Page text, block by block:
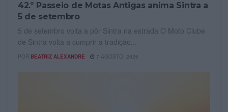
42.º Passeio de Motas Antigas anima Sintra a
5 de setembro
5 de setembro volta a pôr Sintra na estrada O Moto Clube
de Sintra volta a cumprir a tradição...
POR BEATRIZ ALEXANDRE 7 AGOSTO, 2026